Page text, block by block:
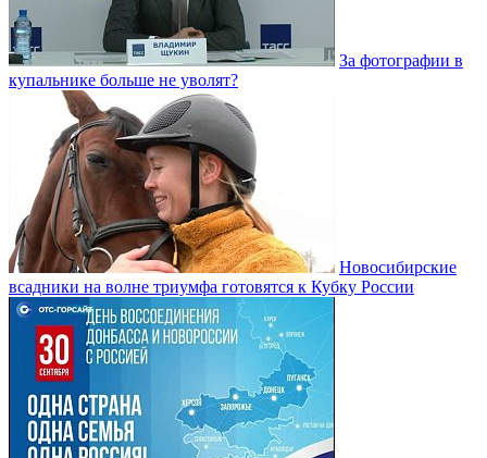
За фотографии в
купальнике больше не уволят?
Новосибирские
всадники на волне триумфа готовятся к Кубку России